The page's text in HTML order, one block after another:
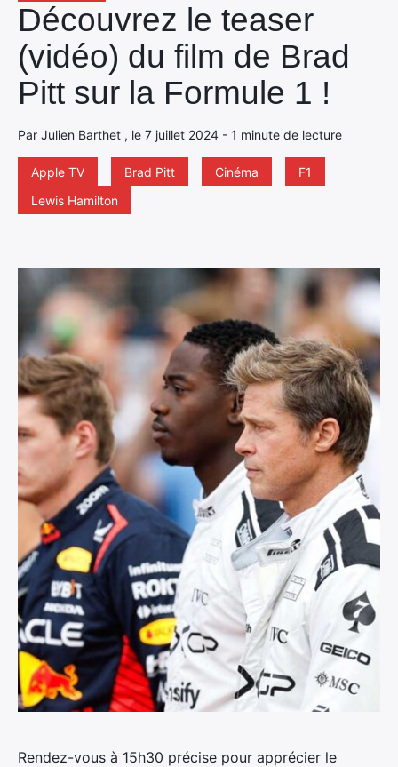
Découvrez le teaser
(vidéo) du film de Brad
Pitt sur la Formule 1 !
Par Julien Barthet , le 7 juillet 2024 - 1 minute de lecture
Apple TV Brad Pitt Cinéma
F1
Lewis Hamilton
Rendez-vous à 15h30 précise pour apprécier le